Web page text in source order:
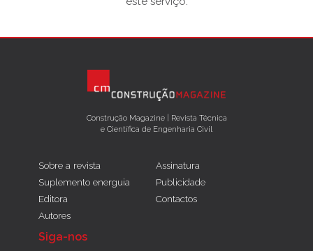
Construção Magazine | Revista Técnica
e Científica de Engenharia Civil
Sobre a revista
Suplemento energuia
Editora
Autores
Assinatura
Publicidade
Contactos
Siga-nos